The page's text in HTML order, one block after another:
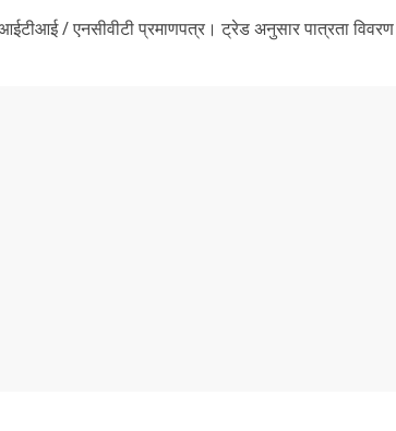
/ एनसीवीटी प्रमाणपत्र। ट्रेड अनुसार पात्रता विवरण